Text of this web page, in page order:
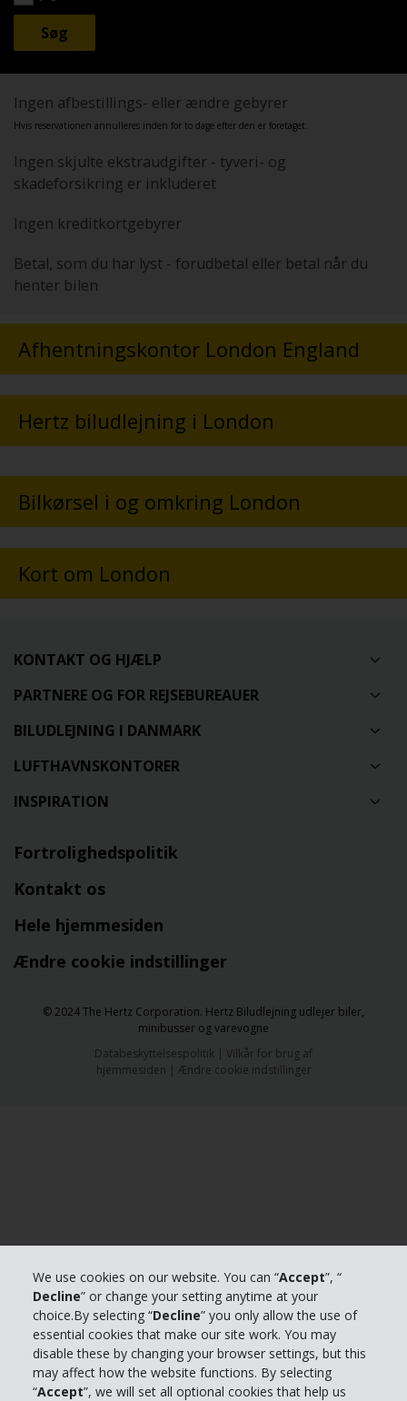
We use cookies on our website. You can “Accept”, “
Decline” or change your setting anytime at your
choice.By selecting “Decline” you only allow the use of
essential cookies that make our site work. You may
disable these by changing your browser settings, but this
may affect how the website functions. By selecting
“Accept”, we will set all optional cookies that help us
Ingen afbestillings- eller ændre gebyrer
Hvis reservationen annulleres inden for to dage efter den er foretaget.
Ingen skjulte ekstraudgifter - tyveri- og
skadeforsikring er inkluderet
Ingen kreditkortgebyrer
Betal, som du har lyst - forudbetal eller betal når du
henter bilen
Afhentningskontor London England
Hertz biludlejning i London
Bilkørsel i og omkring London
Kort om London
KONTAKT OG HJÆLP
PARTNERE OG FOR REJSEBUREAUER
BILUDLEJNING I DANMARK
LUFTHAVNSKONTORER
INSPIRATION
Fortrolighedspolitik
Kontakt os
Hele hjemmesiden
Ændre cookie indstillinger
© 2024 The Hertz Corporation. Hertz Biludlejning udlejer biler,
minibusser og varevogne
Databeskyttelsespolitik | Vilkår for brug af
hjemmesiden | Ændre cookie indstillinger